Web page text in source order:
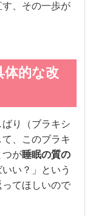
、その一歩が
体的な改
り（ブラキシ
、このブラキ
つが睡眠の質の
い？」という
てほしいので